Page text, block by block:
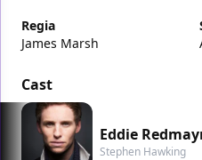
Regia
James Marsh
Cast
Eddie
Stephen Hawking